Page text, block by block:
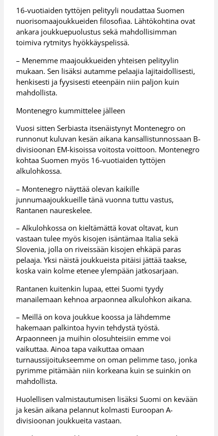
16-vuotiaiden tyttöjen pelityyli noudattaa Suomen
nuorisomaajoukkueiden filosofiaa. Lähtökohtina ovat
ankara joukkuepuolustus sekä mahdollisimman
toimiva rytmitys hyökkäyspelissä.
– Menemme maajoukkueiden yhteisen pelityylin
mukaan. Sen lisäksi autamme pelaajia lajitaidollisesti,
henkisesti ja fyysisesti eteenpäin niin paljon kuin
mahdollista.
Montenegro kummittelee jälleen
Vuosi sitten Serbiasta itsenäistynyt Montenegro on
runnonut kuluvan kesän aikana kansallistunnossaan B-
divisioonan EM-kisoissa voitosta voittoon. Montenegro
kohtaa Suomen myös 16-vuotiaiden tyttöjen
alkulohkossa.
– Montenegro näyttää olevan kaikille
junnumaajoukkueille tänä vuonna tuttu vastus,
Rantanen naureskelee.
– Alkulohkossa on kieltämättä kovat oltavat, kun
vastaan tulee myös kisojen isäntämaa Italia sekä
Slovenia, jolla on riveissään kisojen ehkäpä paras
pelaaja. Yksi näistä joukkueista pitäisi jättää taakse,
koska vain kolme etenee ylempään jatkosarjaan.
Rantanen kuitenkin lupaa, ettei Suomi tyydy
manailemaan kehnoa arpaonnea alkulohkon aikana.
– Meillä on kova joukkue koossa ja lähdemme
hakemaan palkintoa hyvin tehdystä työstä.
Arpaonneen ja muihin olosuhteisiin emme voi
vaikuttaa. Ainoa tapa vaikuttaa omaan
turnaussijoitukseemme on oman pelimme taso, jonka
pyrimme pitämään niin korkeana kuin se suinkin on
mahdollista.
Huolellisen valmistautumisen lisäksi Suomi on kevään
ja kesän aikana pelannut kolmasti Euroopan A-
divisioonan joukkueita vastaan.